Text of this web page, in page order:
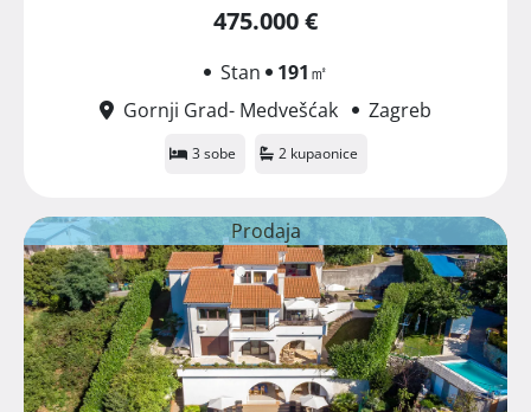
475.000 €
Stan 191㎡
Gornji Grad- Medvešćak
Zagreb
3 sobe 2 kupaonice
Prodaja